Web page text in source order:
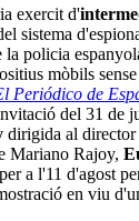
exercit d'
sistema
la policia
mòbils
Periódico de
del 31 de
dirigida al director
Mariano Rajoy,
a l'11 d'agost
en viu